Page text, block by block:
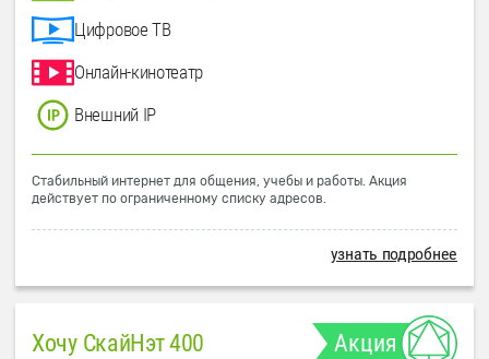
Цифровое ТВ
Онлайн-кинотеатр
Внешний IP
Стабильный интернет для общения, учебы и работы. Акция
действует по ограниченному списку адресов.
узнать подробнее
Хочу СкайНэт 400 Акция